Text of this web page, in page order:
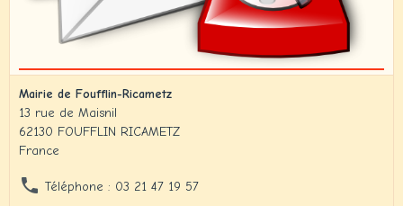
Mairie de Foufflin-Ricametz
13 rue de Maisnil
62130 FOUFFLIN RICAMETZ
France
Téléphone : 03 21 47 19 57